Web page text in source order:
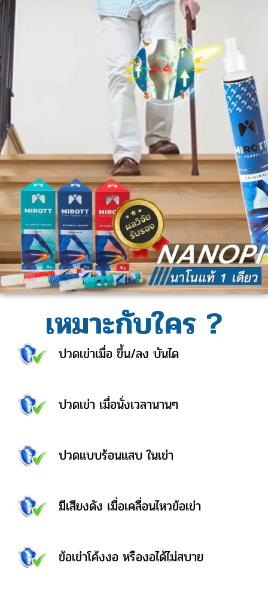
เหมาะกับใคร ?
ปวดเข่าเมื่อ ขึ้น/ลง บันได
ปวดเข่า เมื่อนั่งเวลานานๆ
ปวดแบบร้อนแสบ ในเข่า
มีเสียงดัง เมื่อเคลื่อนไหวข้อเข่า
ข้อเข่าโค้งงอ หรืองอได้ไม่สบาย